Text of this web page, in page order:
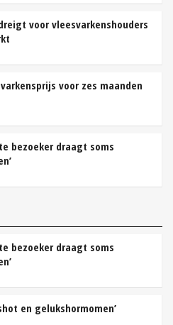
voor vleesvarkenshouders
voor zes maanden
bezoeker draagt soms
bezoeker draagt soms
en gelukshormomen’